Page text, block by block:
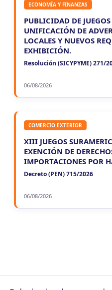
ECONOMÍA Y FINANZAS
PUBLICIDAD DE
UNIFICACIÓN DE
LOCALES Y NUEVOS
EXHIBICIÓN.
Resolución (SICYPYME) 271/
06/08/2026
COMERCIO EXTERIOR
XIII JUEGOS
EXENCIÓN DE
IMPORTACIONES POR
Decreto (PEN) 715/2026
06/08/2026